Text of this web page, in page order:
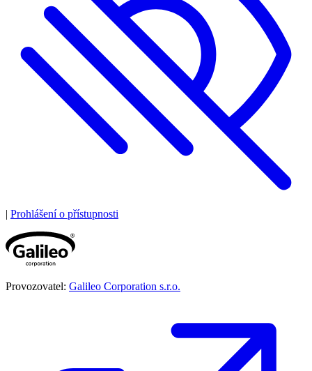
Prohlášení o přístupnosti
Provozovatel: Galileo Corporation s.r.o.